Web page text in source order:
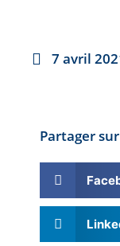
7 avril
Partager